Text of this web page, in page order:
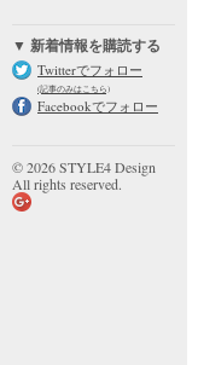
▼ 新着情報を購読する
Twitterでフォロー
(記事のみはこちら)
Facebookでフォロー
© 2026 STYLE4 Design
All rights reserved.